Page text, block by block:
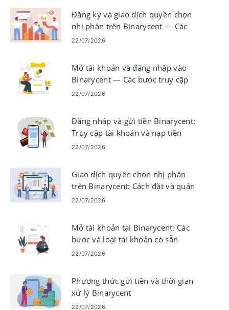
Đăng ký và giao dịch quyền chọn
nhị phân trên Binarycent — Các
bước giao dịch và tài khoản
22/07/2026
Mở tài khoản và đăng nhập vào
Binarycent — Các bước truy cập
tài khoản
22/07/2026
Đăng nhập và gửi tiền Binarycent:
Truy cập tài khoản và nạp tiền
22/07/2026
Giao dịch quyền chọn nhị phân
trên Binarycent: Cách đặt và quản
lý giao dịch
22/07/2026
Mở tài khoản tại Binarycent: Các
bước và loại tài khoản có sẵn
22/07/2026
Phương thức gửi tiền và thời gian
xử lý Binarycent
22/07/2026